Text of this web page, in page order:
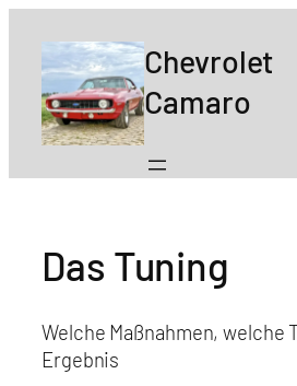
Chevrolet
Camaro
Das Tuning
Welche Maßnahmen, welche
Ergebnis